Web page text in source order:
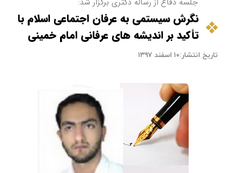
نگرش سیستمی به عرفان اجتماعی اسلام با
تأکید بر اندیشه های عرفانی امام خمینی
تاریخ انتشار:۱۰ اسفند ۱۳۹۷